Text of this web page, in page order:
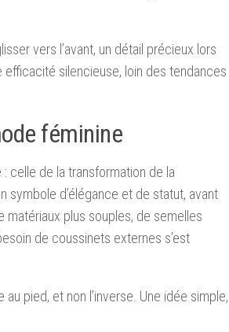
vers l’avant, un détail précieux lors
silencieuse, loin des tendances
féminine
celle de la transformation de la
symbole d’élégance et de statut, avant
matériaux plus souples, de semelles
de coussinets externes s’est
pied, et non l’inverse. Une idée simple,